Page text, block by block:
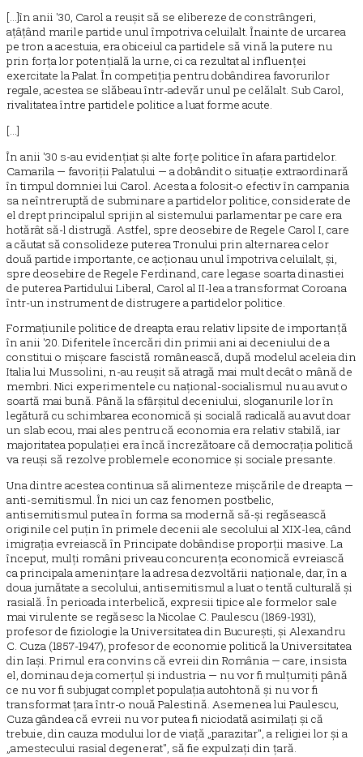
[...]în anii '30, Carol a reușit să se elibereze de constrângeri,
ațâțând marile partide unul împotriva celuilalt. Înainte de urcarea
pe tron a acestuia, era obiceiul ca partidele să vină la putere nu
prin forța lor potențială la urne, ci ca rezultat al influenței
exercitate la Palat. În competiția pentru dobândirea favorurilor
regale, acestea se slăbeau într-adevăr unul pe celălalt. Sub Carol,
rivalitatea între partidele politice a luat forme acute.
[...]
În anii '30 s-au evidențiat și alte forțe politice în afara partidelor.
Camarila — favoriții Palatului — a dobândit o situație extraordinară
în timpul domniei lui Carol. Acesta a folosit-o efectiv în campania
sa neîntreruptă de subminare a partidelor politice, considerate de
el drept principalul sprijin al sistemului parlamentar pe care era
hotărât să-l distrugă. Astfel, spre deosebire de Regele Carol I, care
a căutat să consolideze puterea Tronului prin alternarea celor
două partide importante, ce acționau unul împotriva celuilalt, și,
spre deosebire de Regele Ferdinand, care legase soarta dinastiei
de puterea Partidului Liberal, Carol al II-lea a transformat Coroana
într-un instrument de distrugere a partidelor politice.
Formațiunile politice de dreapta erau relativ lipsite de importanță
în anii '20. Diferitele încercări din primii ani ai deceniului de a
constitui o mișcare fascistă românească, după modelul aceleia din
Italia lui Mussolini, n-au reușit să atragă mai mult decât o mână de
membri. Nici experimentele cu național-socialismul nu au avut o
soartă mai bună. Până la sfârșitul deceniului, sloganurile lor în
legătură cu schimbarea economică și socială radicală au avut doar
un slab ecou, mai ales pentru că economia era relativ stabilă, iar
majoritatea populației era încă încrezătoare că democrația politică
va reuși să rezolve problemele economice și sociale presante.
Una dintre acestea continua să alimenteze mișcările de dreapta —
anti-semitismul. În nici un caz fenomen postbelic,
antisemitismul putea în forma sa modernă să-și regăsească
originile cel puțin în primele decenii ale secolului al XIX-lea, când
imigrația evreiască în Principate dobândise proporții masive. La
început, mulți români priveau concurența economică evreiască
ca principala amenințare la adresa dezvoltării naționale, dar, în a
doua jumătate a secolului, antisemitismul a luat o tentă culturală și
rasială. În perioada interbelică, expresii tipice ale formelor sale
mai virulente se regăsesc la Nicolae C. Paulescu (1869-1931),
profesor de fiziologie la Universitatea din București, și Alexandru
C. Cuza (1857-1947), profesor de economie politică la Universitatea
din Iași. Primul era convins că evreii din România — care, insista
el, dominau deja comerțul și industria — nu vor fi mulțumiți până
ce nu vor fi subjugat complet populația autohtonă și nu vor fi
transformat țara într-o nouă Palestină. Asemenea lui Paulescu,
Cuza gândea că evreii nu vor putea fi niciodată asimilați și că
trebuie, din cauza modului lor de viață „parazitar", a religiei lor și a
„amestecului rasial degenerat", să fie expulzați din țară.